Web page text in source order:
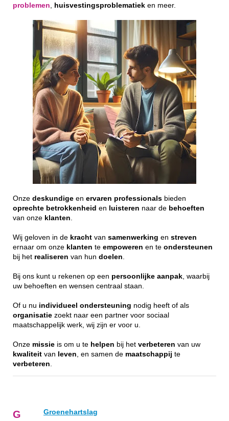
problemen
huisvestingsproblematiek en meer.
Onze deskundige en ervaren professionals bieden
oprechte betrokkenheid en luisteren naar de behoeften
van onze klanten
Wij geloven in de kracht van samenwerking en streven
ernaar om onze klanten te empoweren en te ondersteunen
bij het realiseren van hun doelen
Bij ons kunt u rekenen op een persoonlijke aanpak , waarbij
uw behoeften en wensen centraal staan.
Of u nu individueel ondersteuning nodig heeft of als
organisatie zoekt naar een partner voor sociaal
maatschappelijk werk, wij zijn er voor u.
Onze missie is om u te helpen bij het verbeteren van uw
kwaliteit van leven , en samen de maatschappij te
verbeteren
G Groenehartslag